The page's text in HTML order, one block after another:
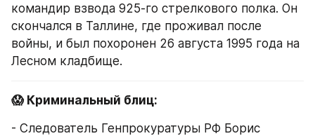
командир взвода 925-го стрелкового полка. Он
скончался в Таллине, где проживал после
войны, и был похоронен 26 августа 1995 года на
Лесном кладбище.
😱 Криминальный блиц:
- Следователь Генпрокуратуры РФ Борис